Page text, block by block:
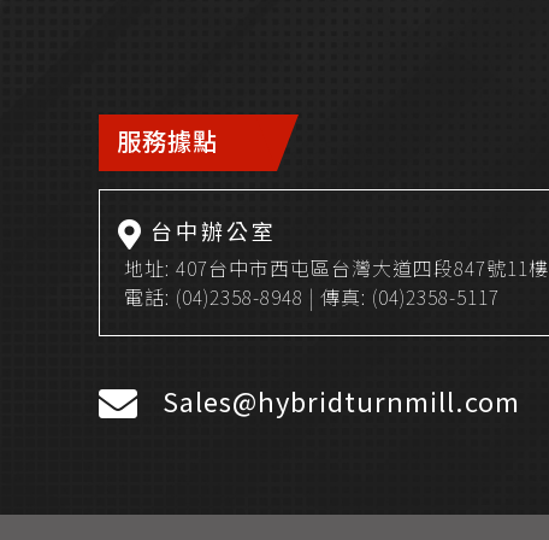
服務據點
台中辦公室
地址:407台中市西屯區台灣大道四段847號11樓
電話: (04)2358-8948 | 傳真: (04)2358-5117
Sales@hybridturnmill.com